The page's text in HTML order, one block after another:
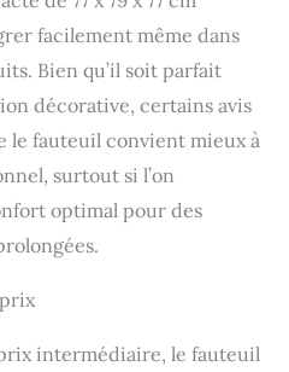
facilement même dans
Bien qu’il soit parfait
décorative, certains avis
le fauteuil convient mieux à
surtout si l’on
optimal pour des
intermédiaire, le fauteuil